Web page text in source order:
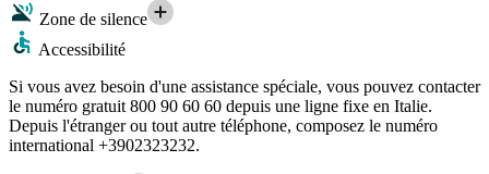
Zone de silence
Accessibilité
Si vous avez besoin d'une assistance spéciale, vous pouvez contacter
le numéro gratuit 800 90 60 60 depuis une ligne fixe en Italie.
Depuis l'étranger ou tout autre téléphone, composez le numéro
international +3902323232.